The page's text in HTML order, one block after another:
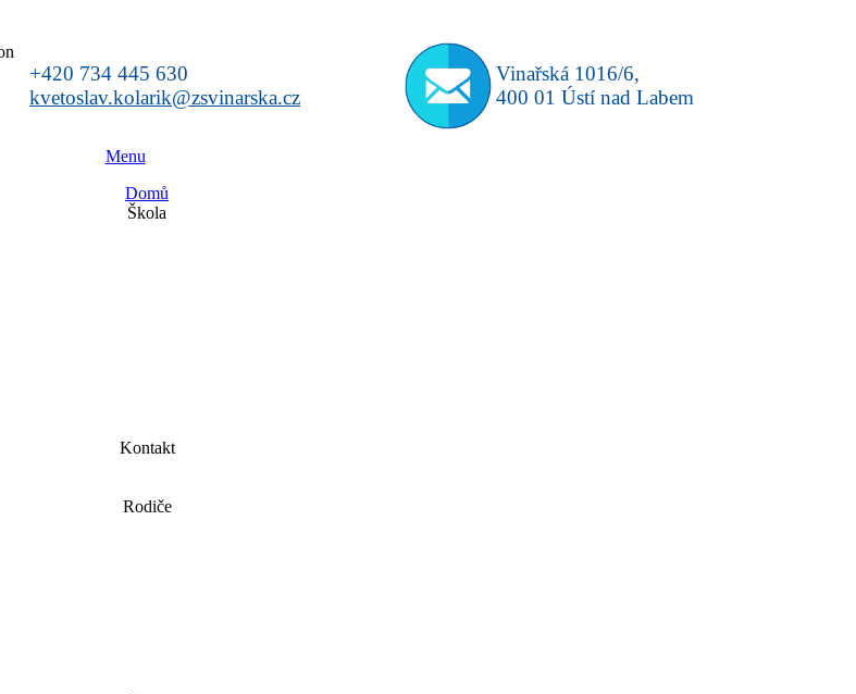
+420 734 445 630
kvetoslav.kolarik@zsvinarska.cz
Vinařská 1016/6,
400 01 Ústí nad Labem
Menu
Domů
Škola
Kontakt
Rodiče